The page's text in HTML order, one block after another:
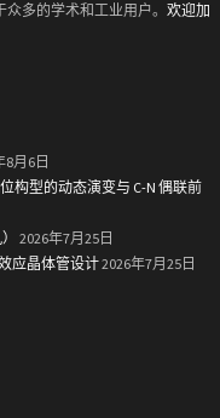
多的学术和工业用户。 欢迎加
8月6日
构型的动态演变与 C-N 偶联前
2026年7月25日
应晶体管设计2026年7月25日